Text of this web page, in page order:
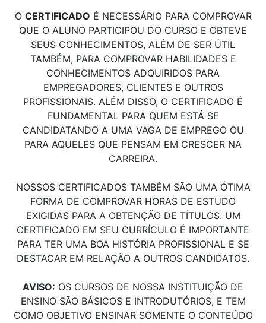
O CERTIFICADO É NECESSÁRIO PARA COMPROVAR
QUE O ALUNO PARTICIPOU DO CURSO E OBTEVE
SEUS CONHECIMENTOS, ALÉM DE SER ÚTIL
TAMBÉM, PARA COMPROVAR HABILIDADES E
CONHECIMENTOS ADQUIRIDOS PARA
EMPREGADORES, CLIENTES E OUTROS
PROFISSIONAIS. ALÉM DISSO, O CERTIFICADO É
FUNDAMENTAL PARA QUEM ESTÁ SE
CANDIDATANDO A UMA VAGA DE EMPREGO OU
PARA AQUELES QUE PENSAM EM CRESCER NA
CARREIRA.
NOSSOS CERTIFICADOS TAMBÉM SÃO UMA ÓTIMA
FORMA DE COMPROVAR HORAS DE ESTUDO
EXIGIDAS PARA A OBTENÇÃO DE TÍTULOS. UM
CERTIFICADO EM SEU CURRÍCULO É IMPORTANTE
PARA TER UMA BOA HISTÓRIA PROFISSIONAL E SE
DESTACAR EM RELAÇÃO A OUTROS CANDIDATOS.
AVISO: OS CURSOS DE NOSSA INSTITUIÇÃO DE
ENSINO SÃO BÁSICOS E INTRODUTÓRIOS, E TEM
COMO OBJETIVO ENSINAR SOMENTE O CONTEÚDO